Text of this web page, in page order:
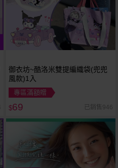
御衣坊~酷洛米雙提編織袋(兜兜
風款)1入
專區滿額贈
$69 已銷售946